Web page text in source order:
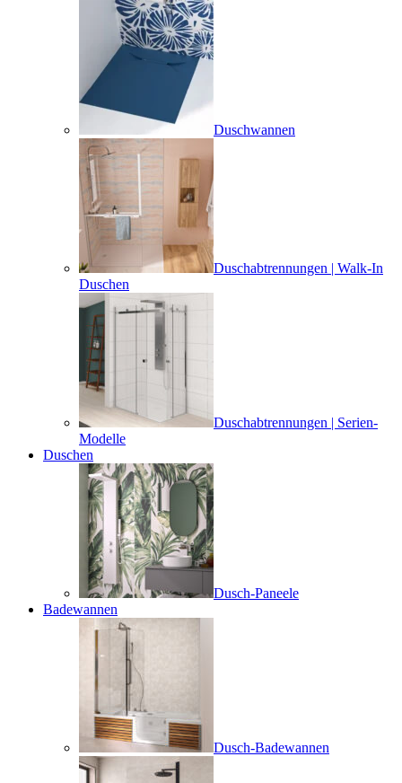
Duschwannen
Duschabtrennungen | Walk-In
Duschen
Duschabtrennungen | Serien-
Modelle
Duschen
Dusch-Paneele
Badewannen
Dusch-Badewannen